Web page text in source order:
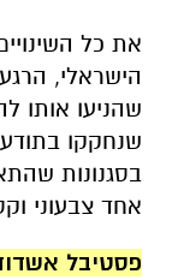
את כל
הישראלי,
שהניעו אותו
שנחקקו
בסגנונות
אחד צבעוני
פסטיבל